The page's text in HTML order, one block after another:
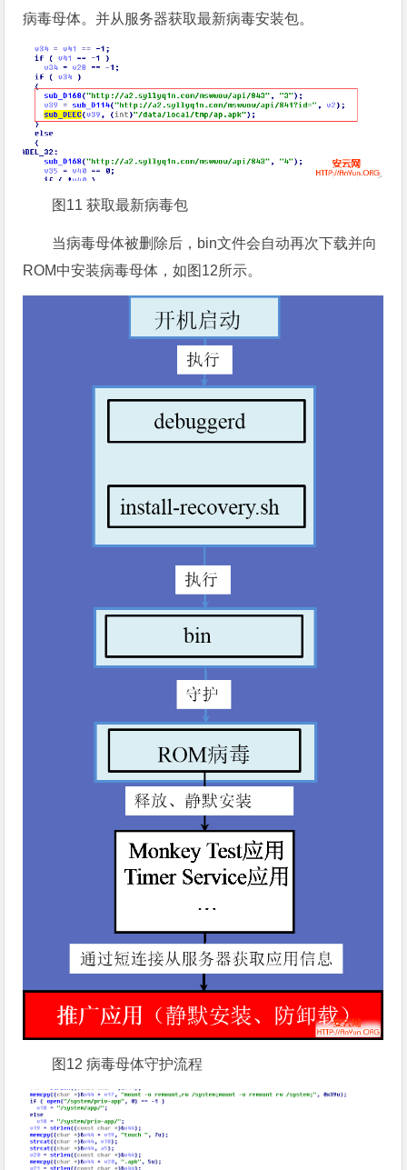
病毒母体。并从服务器获取最新病毒安装包。
图11 获取最新病毒包
当病毒母体被删除后，bin文件会自动再次下载并向
ROM中安装病毒母体，如图12所示。
图12 病毒母体守护流程